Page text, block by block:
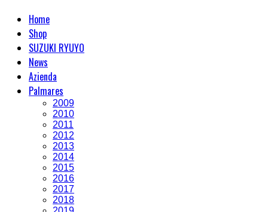
Home
Shop
SUZUKI RYUYO
News
Azienda
Palmares
2009
2010
2011
2012
2013
2014
2015
2016
2017
2018